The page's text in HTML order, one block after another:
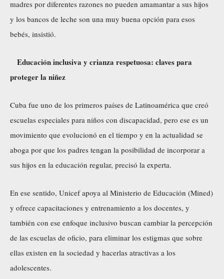
madres por diferentes razones no pueden amamantar a sus hijos
y los bancos de leche son una muy buena opción para esos
bebés, insistió.
Educación inclusiva y crianza respetuosa: claves para
proteger la niñez
Cuba fue uno de los primeros países de Latinoamérica que creó
escuelas especiales para niños con discapacidad, pero ese es un
movimiento que evolucionó en el tiempo y en la actualidad se
aboga por que los padres tengan la posibilidad de incorporar a
sus hijos en la educación regular, precisó la experta.
En ese sentido, Unicef apoya al Ministerio de Educación (Mined)
y ofrece capacitaciones y entrenamiento a los docentes, y
también con ese enfoque inclusivo buscan cambiar la percepción
de las escuelas de oficio, para eliminar los estigmas que sobre
ellas existen en la sociedad y hacerlas atractivas a los
adolescentes.